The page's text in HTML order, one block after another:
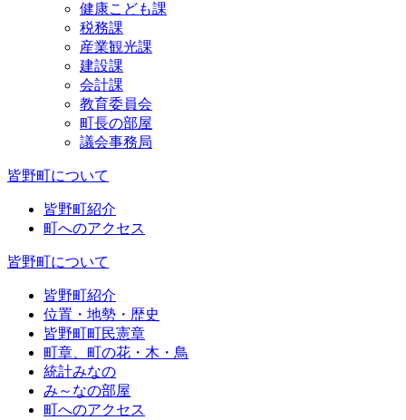
健康こども課
税務課
産業観光課
建設課
会計課
教育委員会
町長の部屋
議会事務局
皆野町について
皆野町紹介
町へのアクセス
皆野町について
皆野町紹介
位置・地勢・歴史
皆野町町民憲章
町章、町の花・木・鳥
統計みなの
み～なの部屋
町へのアクセス